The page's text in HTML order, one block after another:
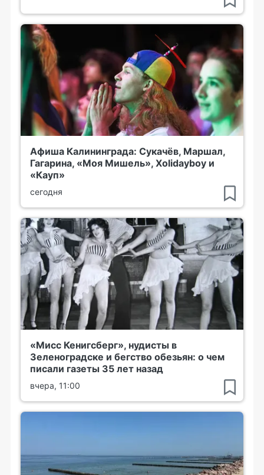
Афиша Калининграда: Сукачёв, Маршал,
Гагарина, «Моя Мишель», Xolidayboy и
«Кауп»
сегодня
«Мисс Кенигсберг», нудисты в
Зеленоградске и бегство обезьян: о чем
писали газеты 35 лет назад
вчера, 11:00